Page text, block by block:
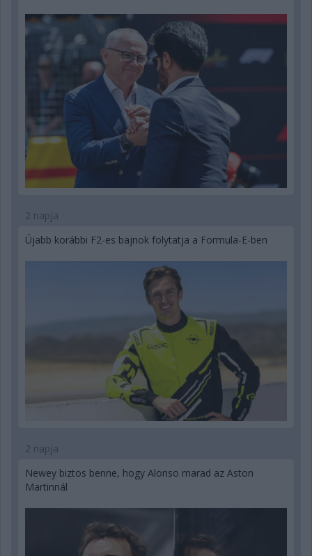
2 napja
Újabb korábbi F2-es bajnok folytatja a Formula-E-ben
2 napja
Newey biztos benne, hogy Alonso marad az Aston
Martinnál